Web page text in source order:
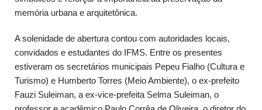
memória urbana e arquitetônica.
A solenidade de abertura contou com autoridades locais,
convidados e estudantes do IFMS. Entre os presentes
estiveram os secretários municipais Pepeu Fialho (Cultura e
Turismo) e Humberto Torres (Meio Ambiente), o ex-prefeito
Fauzi Suleiman, a ex-vice-prefeita Selma Suleiman, o